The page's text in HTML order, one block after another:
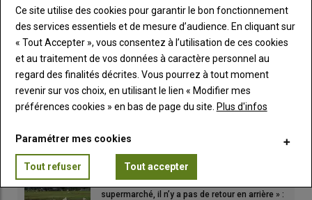
03 août 2026
FIL ACTU TWITTER PÂTRE
Tweets by reussirpatre
pour diminuer l'impact environnemental de nos
250 lacaunes laitières en sélection »
01 août 2026
« Une fois que l'agneau est retiré des rayons de
supermarché, il n’y a pas de retour en arrière » :
Ce site utilise des cookies pour garantir le bon fonctionnement
des services essentiels et de mesure d’audience. En cliquant sur
« Tout Accepter », vous consentez à l’utilisation de ces cookies
et au traitement de vos données à caractère personnel au
regard des finalités décrites. Vous pourrez à tout moment
revenir sur vos choix, en utilisant le lien « Modifier mes
préférences cookies » en bas de page du site. Plus d'infos
Paramétrer mes cookies
Tout refuser Tout accepter